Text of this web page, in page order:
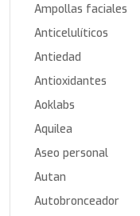
Ampollas faciales
Anticelulíticos
Antiedad
Antioxidantes
Aoklabs
Aquilea
Aseo personal
Autan
Autobronceador